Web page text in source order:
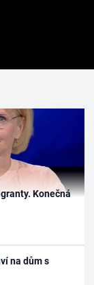
Konečná
na dům s